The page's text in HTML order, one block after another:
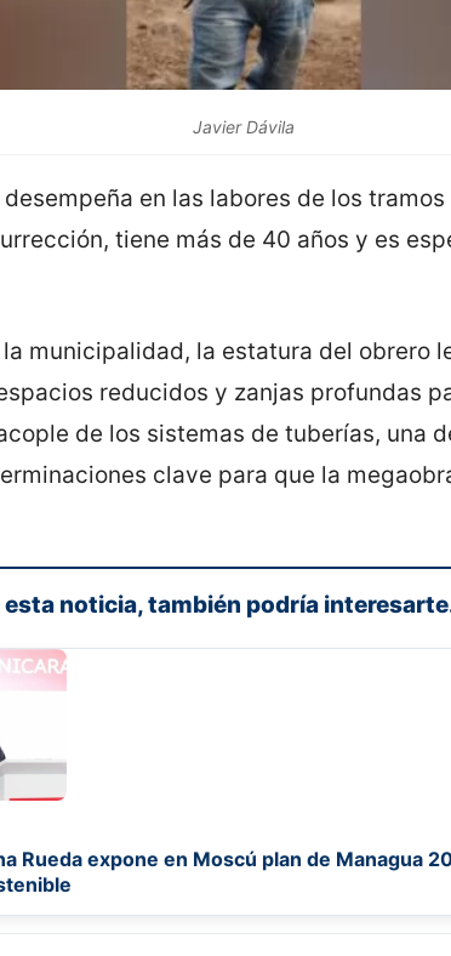
Javier Dávila
en las labores de los tramos
tiene más de 40 años y es
municipalidad, la estatura del obrero
reducidos y zanjas profundas
de los sistemas de tuberías, una
clave para que la
noticia, también podría
Rueda expone en Moscú plan de Managua